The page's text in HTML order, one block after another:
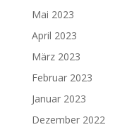
Mai 2023
April 2023
März 2023
Februar 2023
Januar 2023
Dezember 2022